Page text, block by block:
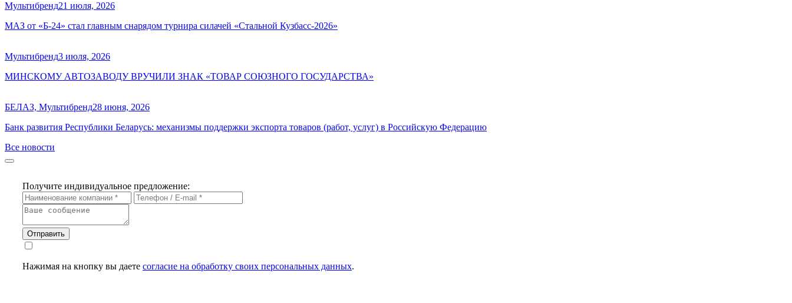
Мультибренд21 июля, 2026
МАЗ от «Б-24» стал главным снарядом турнира силачей «Стальной Кузбасс-2026»
Мультибренд3 июля, 2026
МИНСКОМУ АВТОЗАВОДУ ВРУЧИЛИ ЗНАК «ТОВАР СОЮЗНОГО ГОСУДАРСТВА»
БЕЛАЗ, Мультибренд28 июня, 2026
Банк развития Республики Беларусь: механизмы поддержки экспорта товаров (работ, услуг) в Российскую Федерацию
Все новости
Получите индивидуальное предложение:
Отправить
Нажимая на кнопку вы даете согласие на обработку своих персональных данных.